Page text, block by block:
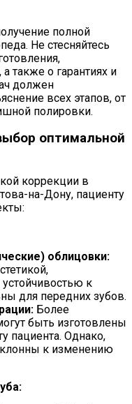
полной
Не стесняйтесь
также о гарантиях и
должен
всех этапов, от
полировки.
оптимальной
коррекции в
на-Дону, пациенту
облицовки:
к
для передних зубов.
Более
быть изготовлены
пациента. Однако,
к изменению